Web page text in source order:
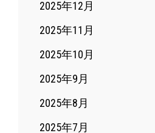
2025年12月
2025年11月
2025年10月
2025年9月
2025年8月
2025年7月